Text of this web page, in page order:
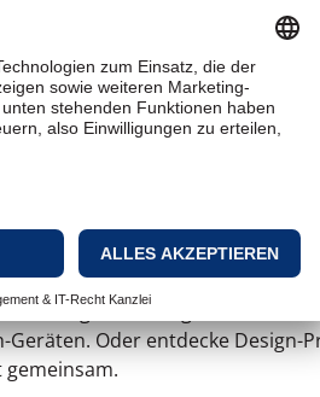
Fotografie, Design, Video,
Oder entdecke Design-